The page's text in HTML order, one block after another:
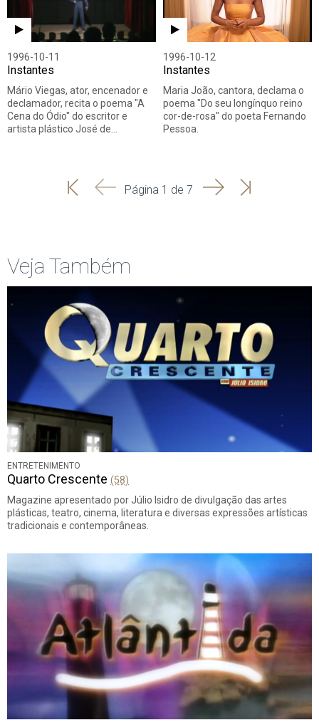
1996-10-11
Instantes
Mário Viegas, ator, encenador e
declamador, recita o poema "A
Cena do Ódio" do escritor e
artista plástico José de…
1996-10-12
Instantes
Maria João, cantora, declama o
poema "Do seu longínquo reino
cor-de-rosa" do poeta Fernando
Pessoa.
'
'
Página 1 de 7 SeguinteÚltima
Veja Também
ENTRETENIMENTO
Quarto Crescente (58)
Magazine apresentado por Júlio Isidro de divulgação das artes
plásticas, teatro, cinema, literatura e diversas expressões artísticas
tradicionais e contemporâneas.